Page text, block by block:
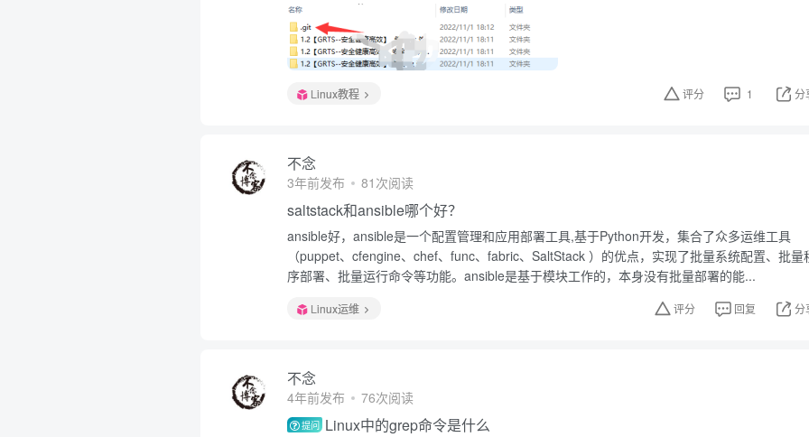
Linux教程 评分 1 分
不念
3年前发布 81次阅读
saltstack和ansible哪个好？
ansible好，ansible是一个配置管理和应用部署工具,基于Python开发，集合了众多运维工具
（puppet、cfengine、chef、func、fabric、SaltStack ）的优点，实现了批量系统配置、批量
序部署、批量运行命令等功能。ansible是基于模块工作的，本身没有批量部署的能...
Linux运维 评分 回复 分
不念
4年前发布 76次阅读
提问 Linux中的grep命令是什么